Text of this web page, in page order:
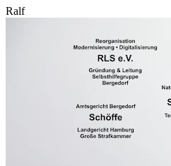
Ralf